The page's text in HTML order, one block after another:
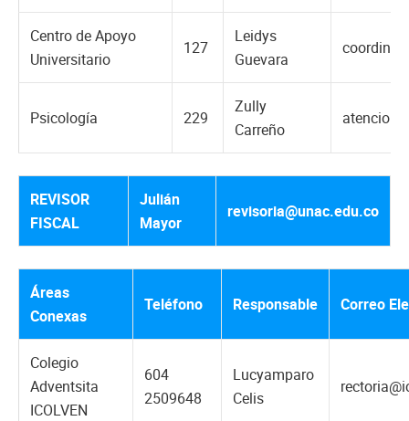
Centro de Apoyo
Universitario
127
Leidys
Guevara
Psicología 229
Zully
Carreño
REVISOR
FISCAL
Julián
Mayor
revisoria@unac.edu.co
Áreas
Conexas
Teléfono Responsable Correo
Colegio
Adventsita
ICOLVEN
604
2509648
Lucyamparo
Celis